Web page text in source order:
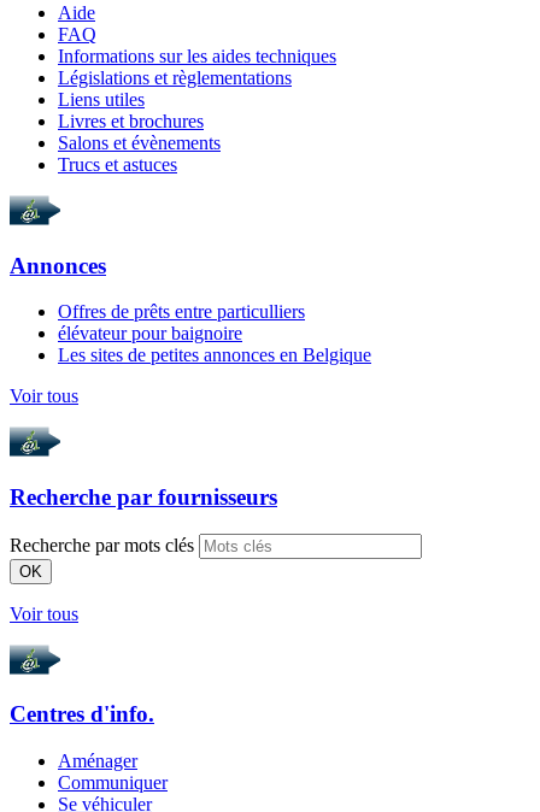
Aide
FAQ
Informations sur les aides techniques
Législations et règlementations
Liens utiles
Livres et brochures
Salons et évènements
Trucs et astuces
Annonces
Offres de prêts entre particulliers
élévateur pour baignoire
Les sites de petites annonces en Belgique
Voir tous
Recherche par fournisseurs
Recherche par mots clés
OK
Voir tous
Centres d'info.
Aménager
Communiquer
Se véhiculer